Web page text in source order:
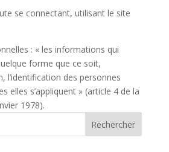
se connectant, utilisant le site
: « les informations qui
forme que ce soit,
l’identification des personnes
elles s’appliquent » (article 4 de la
1978).